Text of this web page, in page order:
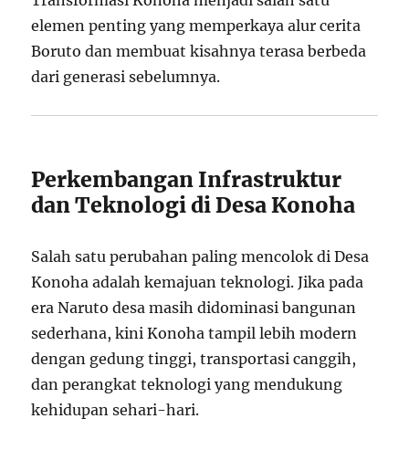
elemen penting yang memperkaya alur cerita
Boruto dan membuat kisahnya terasa berbeda
dari generasi sebelumnya.
Perkembangan Infrastruktur
dan Teknologi di Desa Konoha
Salah satu perubahan paling mencolok di Desa
Konoha adalah kemajuan teknologi. Jika pada
era Naruto desa masih didominasi bangunan
sederhana, kini Konoha tampil lebih modern
dengan gedung tinggi, transportasi canggih,
dan perangkat teknologi yang mendukung
kehidupan sehari-hari.